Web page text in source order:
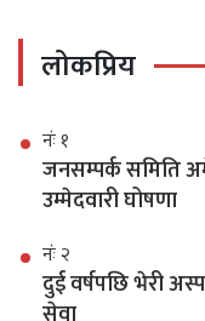
लोकप्रिय
नंः १
जनसम्पर्क समिति
उम्मेदवारी घोषणा
नंः २
दुई वर्षपछि भेरी